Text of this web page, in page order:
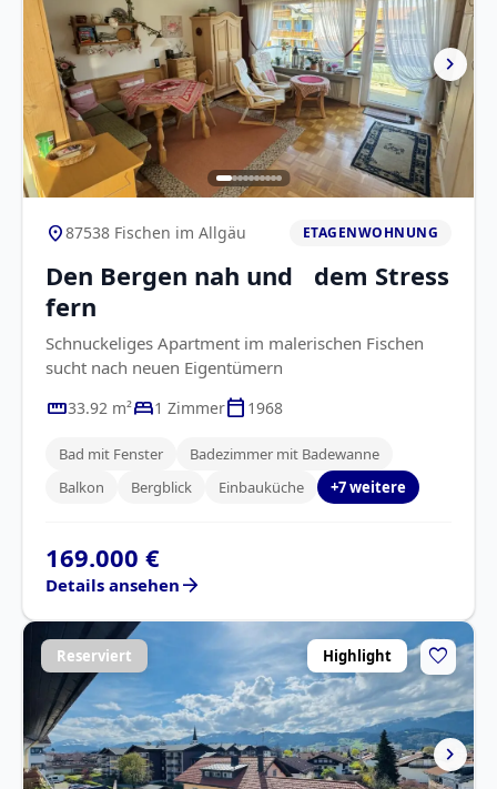
chevron_right
location_on87538 Fischen im Allgäu ETAGENWOHNUNG
Den Bergen nah und dem Stress
fern
Schnuckeliges Apartment im malerischen Fischen
sucht nach neuen Eigentümern
straighten33.92 m²bed1 Zimmercalendar_today 1968
Bad mit Fenster
Badezimmer mit Badewanne
Balkon
Bergblick Einbauküche +7 weitere
169.000 €
Details ansehen arrow_forward
chevron_right
Reserviert favorite
Highlight